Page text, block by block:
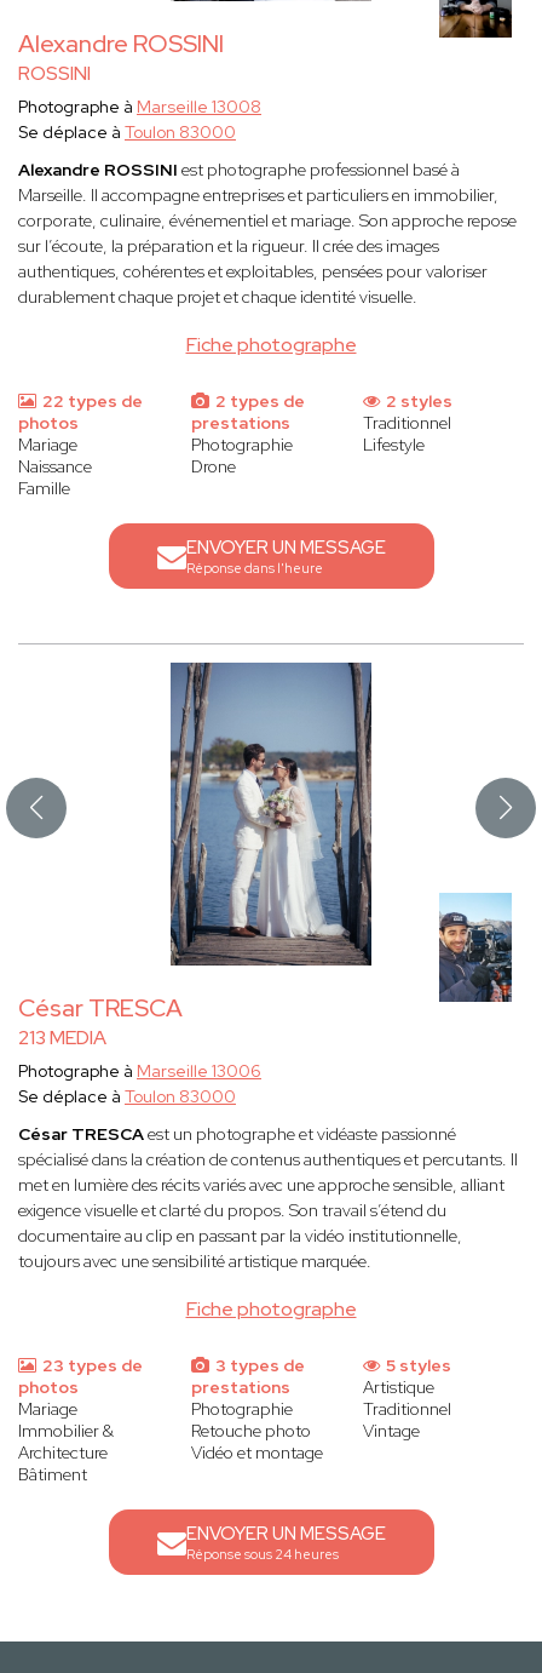
Alexandre ROSSINI
ROSSINI
Fiche photographe
Photographe à Marseille 13008
Se déplace à Toulon 83000
Alexandre ROSSINI est photographe professionnel basé à
Marseille. Il accompagne entreprises et particuliers en immobilier,
corporate, culinaire, événementiel et mariage. Son approche repose
sur l’écoute, la préparation et la rigueur. Il crée des images
authentiques, cohérentes et exploitables, pensées pour valoriser
durablement chaque projet et chaque identité visuelle.
22 types de
photos
Mariage
Naissance
Famille
2 types de
prestations
Photographie
Drone
2 styles
Traditionnel
Lifestyle
ENVOYER UN MESSAGE
Réponse dans l'heure
César TRESCA
213 MEDIA
Fiche photographe
Photographe à Marseille 13006
Se déplace à Toulon 83000
César TRESCAest un photographe et vidéaste passionné
spécialisé dans la création de contenus authentiques et percutants. Il
met en lumière des récits variés avec une approche sensible, alliant
exigence visuelle et clarté du propos. Son travail s’étend du
documentaire au clip en passant par la vidéo institutionnelle,
toujours avec une sensibilité artistique marquée.
23 types de
photos
Mariage
Immobilier &
Architecture
Bâtiment
3 types de
prestations
Photographie
Retouche photo
Vidéo et montage
5 styles
Artistique
Traditionnel
Vintage
ENVOYER UN MESSAGE
Réponse sous 24 heures